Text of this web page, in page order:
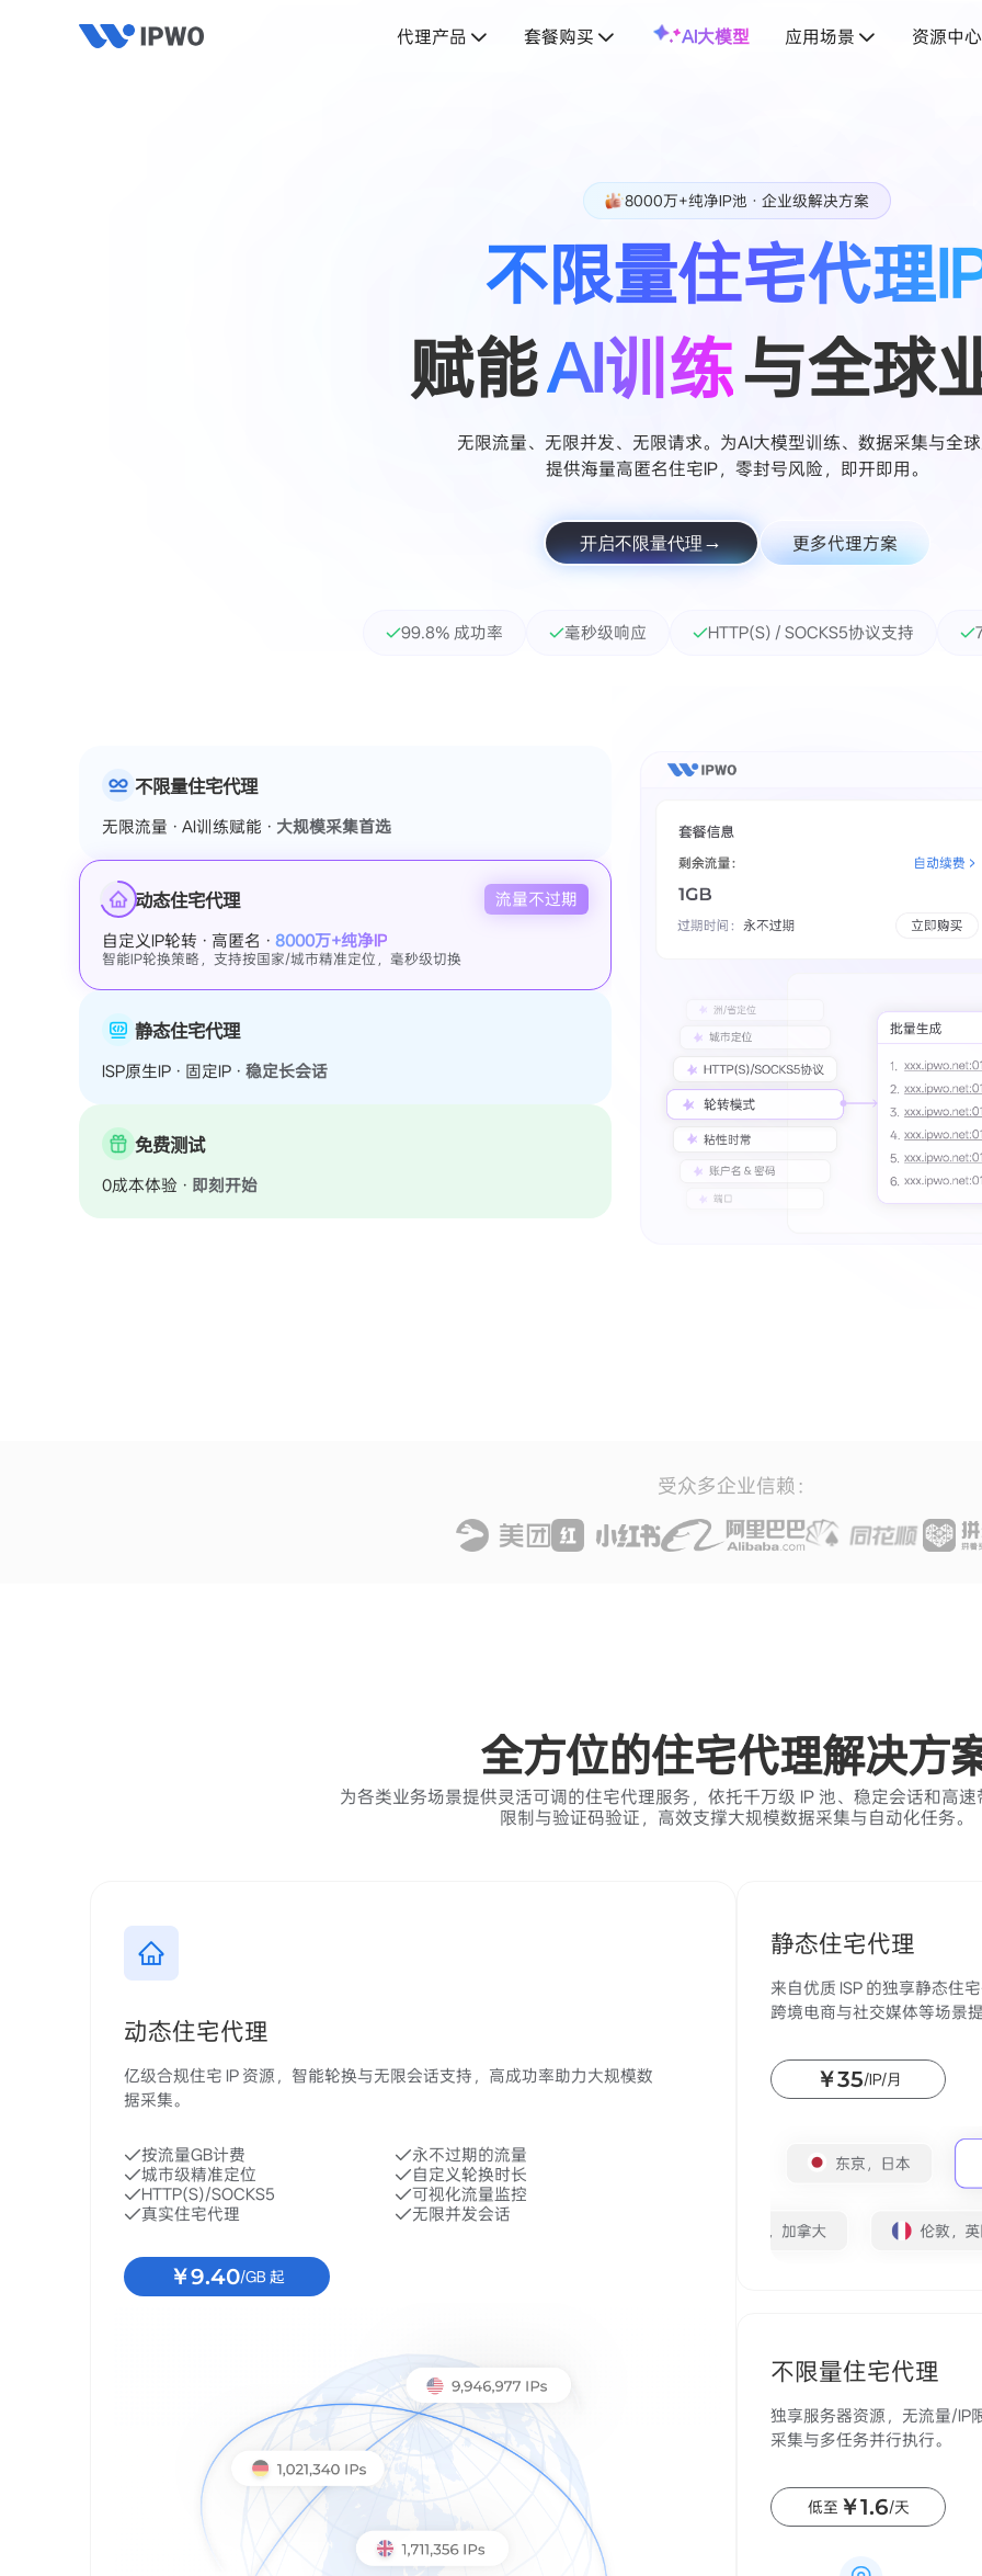
代理产品 套餐购买 AI大模型 应用场景 资源中心
8000万+纯净IP池 · 企业级解决方案
不限量住宅代理
赋能AI训练与全球
无限流量、无限并发、无限请求。为AI大模型训练、数据采集与全
提供海量高匿名住宅IP，零封号风险，即开即用。
开启不限量代理 更多代理方案
99.8% 成功率 毫秒级响应 HTTP(S) / SOCKS5协议支持
不限量住宅代理
无限流量 · AI训练赋能 · 大规模采集首选
动态住宅代理 流量不过期
自定义IP轮转 · 高匿名 · 8000万+纯净IP
智能IP轮换策略，支持按国家/城市精准定位，毫秒级切换
静态住宅代理
ISP原生IP · 固定IP · 稳定长会话
免费测试
0成本体验 · 即刻开始
受众多企业信赖：
全方位的住宅代理解决方
为各类业务场景提供灵活可调的住宅代理服务，依托千万级 IP 池、稳定会话和高
限制与验证码验证，高效支撑大规模数据采集与自动化任务。
动态住宅代理
亿级合规住宅 IP 资源，智能轮换与无限会话支持，高成功率助力大规模数
据采集。
按流量GB计费
永不过期的流量
城市级精准定位
自定义轮换时长
HTTP(S)/SOCKS5
可视化流量监控
真实住宅代理
无限并发会话
￥9.40/GB 起
静态住宅代理
来自优质 ISP 的独享静态住
跨境电商与社交媒体等场景
￥35/IP/月
不限量住宅代理
独享服务器资源，无流量/IP
采集与多任务并行执行。
低至 ￥1.6/天